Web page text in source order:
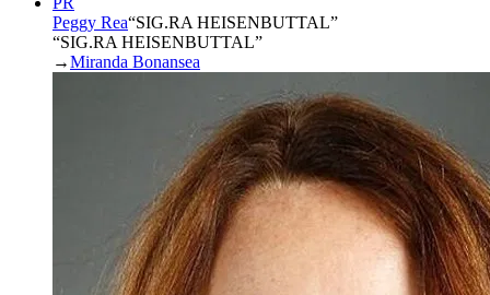
Peggy Rea“SIG.RA HEISENBUTTAL”
“SIG.RA HEISENBUTTAL”
→Miranda Bonansea